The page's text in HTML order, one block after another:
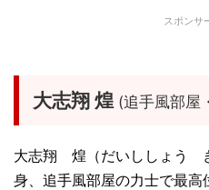
スポンサ
大志翔 煌 (追手風部屋
大志翔 煌（だいししょう
身、追手風部屋の力士で最